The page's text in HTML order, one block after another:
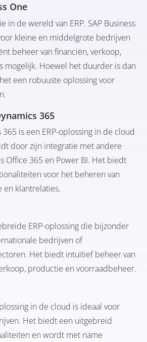
One
in de wereld van ERP. SAP Business
kleine en middelgrote bedrijven
beheer van financiën, verkoop,
mogelijk. Hoewel het duurder is dan
een robuuste oplossing voor
365
365 is een ERP-oplossing in de cloud
door zijn integratie met andere
Office 365 en Power BI. Het biedt
voor het beheren van
en klantrelaties.
ERP-oplossing die bijzonder
bedrijven of
Het biedt intuïtief beheer van
productie en voorraadbeheer.
in de cloud is ideaal voor
Het biedt een uitgebreid
en wordt met name